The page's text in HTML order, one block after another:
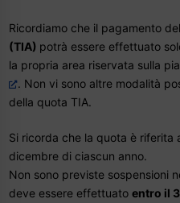
Ricordiamo che il pagamento
(TIA) potrà essere effettuato
la propria area riservata sulla
. Non vi sono altre modalità
della quota TIA.
Si ricorda che la quota è riferita
dicembre di ciascun anno.
Non sono previste sospensioni
deve essere effettuato entro il